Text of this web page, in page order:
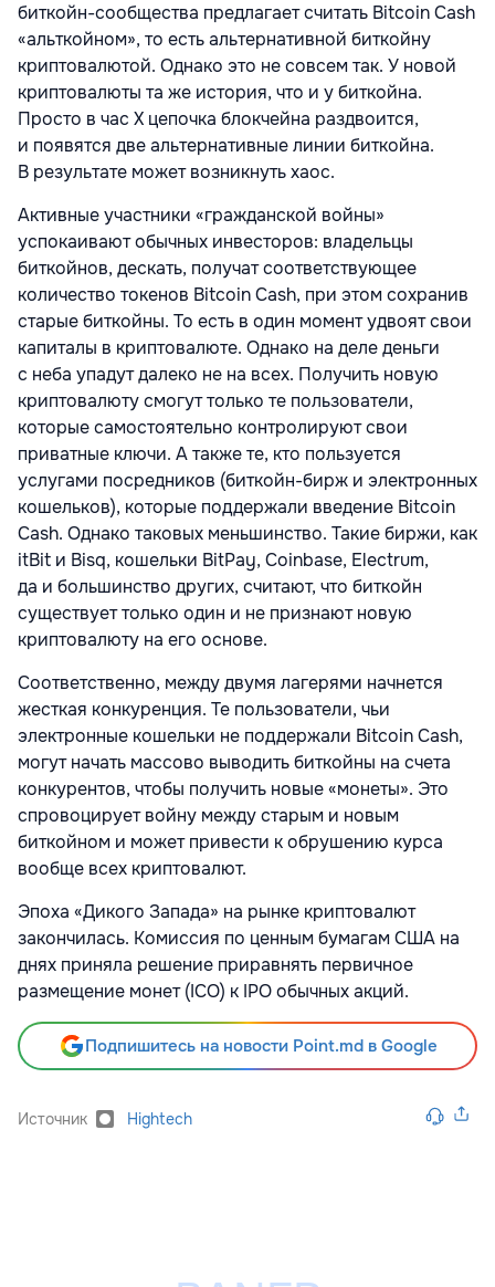
биткойн-сообщества предлагает считать Bitcoin Cash
«альткойном», то есть альтернативной биткойну
криптовалютой. Однако это не совсем так. У новой
криптовалюты та же история, что и у биткойна.
Просто в час Х цепочка блокчейна раздвоится,
и появятся две альтернативные линии биткойна.
В результате может возникнуть хаос.
Активные участники «гражданской войны»
успокаивают обычных инвесторов: владельцы
биткойнов, дескать, получат соответствующее
количество токенов Bitcoin Cash, при этом сохранив
старые биткойны. То есть в один момент удвоят свои
капиталы в криптовалюте. Однако на деле деньги
с неба упадут далеко не на всех. Получить новую
криптовалюту смогут только те пользователи,
которые самостоятельно контролируют свои
приватные ключи. А также те, кто пользуется
услугами посредников (биткойн-бирж и электронных
кошельков), которые поддержали введение Bitcoin
Cash. Однако таковых меньшинство. Такие биржи, как
itBit и Bisq, кошельки BitPay, Coinbase, Electrum,
да и большинство других, считают, что биткойн
существует только один и не признают новую
криптовалюту на его основе.
Соответственно, между двумя лагерями начнется
жесткая конкуренция. Те пользователи, чьи
электронные кошельки не поддержали Bitcoin Cash,
могут начать массово выводить биткойны на счета
конкурентов, чтобы получить новые «монеты». Это
спровоцирует войну между старым и новым
биткойном и может привести к обрушению курса
вообще всех криптовалют.
Эпоха «Дикого Запада» на рынке криптовалют
закончилась. Комиссия по ценным бумагам США на
днях приняла решение приравнять первичное
размещение монет (ICO) к IPO обычных акций.
Подпишитесь на новости Point.md в Google
Источник Hightech